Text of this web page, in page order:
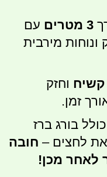
3 מטרים
עם
ונוחות מירבית
וחזק
זמן.
כולל בורג ברז
לחצים – חובה
לאחר מכן!